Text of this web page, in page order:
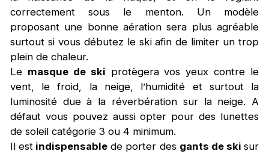
correctement sous le menton. Un modèle
proposant une bonne aération sera plus agréable
surtout si vous débutez le ski afin de limiter un trop
plein de chaleur.
Le masque de ski protègera vos yeux contre le
vent, le froid, la neige, l’humidité et surtout la
luminosité due à la réverbération sur la neige. A
défaut vous pouvez aussi opter pour des lunettes
de soleil catégorie 3 ou 4 minimum.
Il est indispensable de porter des gants de skisur